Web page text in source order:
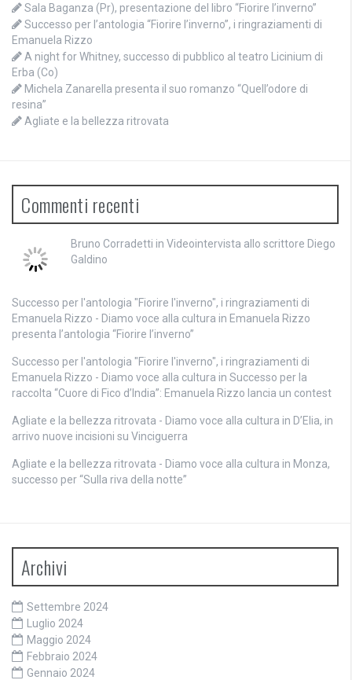
Sala Baganza (Pr), presentazione del libro “Fiorire l’inverno”
Successo per l’antologia “Fiorire l’inverno”, i ringraziamenti di
Emanuela Rizzo
A night for Whitney, successo di pubblico al teatro Licinium di
Erba (Co)
Michela Zanarella presenta il suo romanzo “Quell’odore di
resina”
Agliate e la bellezza ritrovata
Commenti recenti
Bruno Corradetti in Videointervista allo scrittore Diego
Galdino
Successo per l'antologia "Fiorire l'inverno", i ringraziamenti di
Emanuela Rizzo - Diamo voce alla cultura in Emanuela Rizzo
presenta l’antologia “Fiorire l’inverno”
Successo per l'antologia "Fiorire l'inverno", i ringraziamenti di
Emanuela Rizzo - Diamo voce alla cultura in Successo per la
raccolta “Cuore di Fico d’India”: Emanuela Rizzo lancia un contest
Agliate e la bellezza ritrovata - Diamo voce alla cultura in D’Elia, in
arrivo nuove incisioni su Vinciguerra
Agliate e la bellezza ritrovata - Diamo voce alla cultura in Monza,
successo per “Sulla riva della notte”
Archivi
Settembre 2024
Luglio 2024
Maggio 2024
Febbraio 2024
Gennaio 2024